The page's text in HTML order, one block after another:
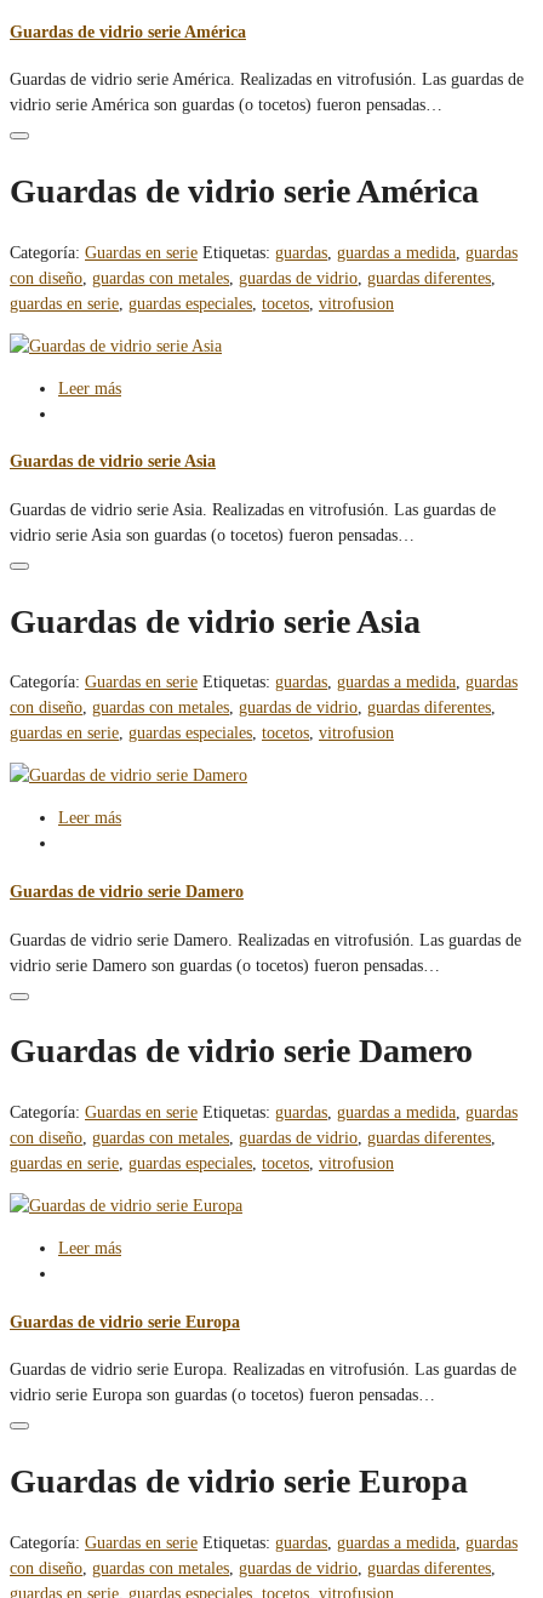
Guardas de vidrio serie América
Guardas de vidrio serie América. Realizadas en vitrofusión. Las guardas de
vidrio serie América son guardas (o tocetos) fueron pensadas…
Guardas de vidrio serie América
Categoría: Guardas en serie Etiquetas: guardas guardas a medida guardas
con diseño guardas con metales guardas de vidrio guardas diferentes
guardas en serie guardas especiales tocetos vitrofusion
Leer más
Guardas de vidrio serie Asia
Guardas de vidrio serie Asia. Realizadas en vitrofusión. Las guardas de
vidrio serie Asia son guardas (o tocetos) fueron pensadas…
Guardas de vidrio serie Asia
Categoría: Guardas en serie Etiquetas: guardas, guardas a medida, guardas
con diseño, guardas con metales, guardas de vidrio, guardas diferentes,
guardas en serie, guardas especiales, tocetos, vitrofusion
Leer más
Guardas de vidrio serie Damero
Guardas de vidrio serie Damero. Realizadas en vitrofusión. Las guardas de
vidrio serie Damero son guardas (o tocetos) fueron pensadas…
Guardas de vidrio serie Damero
Categoría: Guardas en serie Etiquetas: guardas, guardas a medida, guardas
con diseño, guardas con metales, guardas de vidrio, guardas diferentes,
guardas en serie, guardas especiales, tocetos, vitrofusion
Leer más
Guardas de vidrio serie Europa
Guardas de vidrio serie Europa. Realizadas en vitrofusión. Las guardas de
vidrio serie Europa son guardas (o tocetos) fueron pensadas…
Guardas de vidrio serie Europa
Categoría: Guardas en serie Etiquetas: guardas guardas a medida guardas
con diseño guardas con metales guardas de vidrio guardas diferentes
guardas en serie guardas especiales tocetos vitrofusion